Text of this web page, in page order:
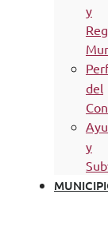
y
del
y